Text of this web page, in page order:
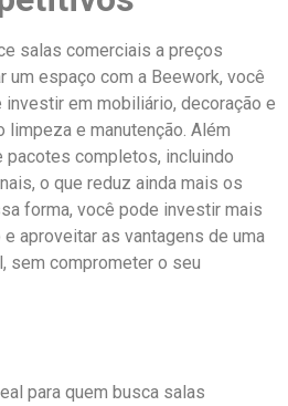
salas comerciais a preços
um espaço com a Beework, você
em mobiliário, decoração e
e manutenção. Além
completos, incluindo
o que reduz ainda mais os
forma, você pode investir mais
aproveitar as vantagens de uma
sem comprometer o seu
para quem busca salas